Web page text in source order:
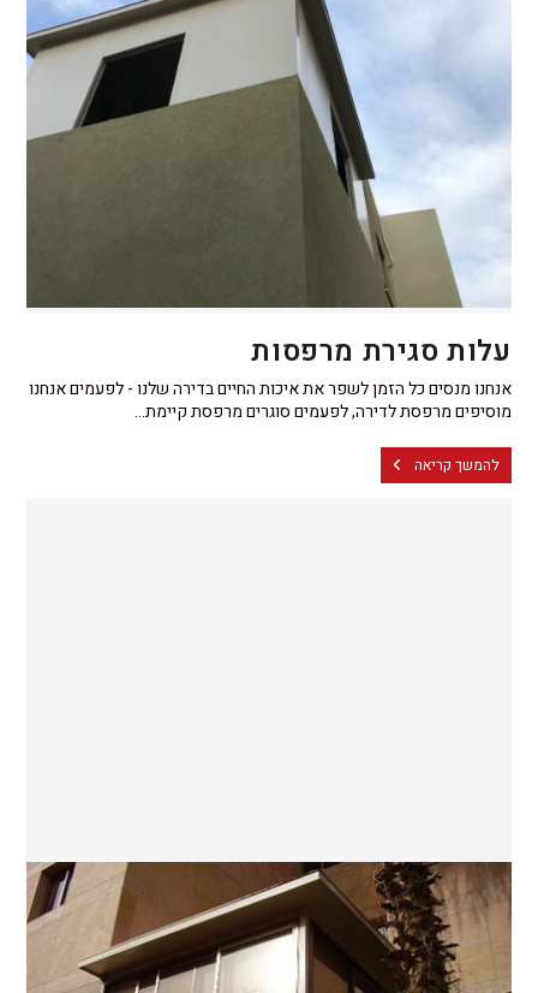
עלות סגירת מרפסות
אנחנו מנסים כל הזמן לשפר את איכות החיים בדירה שלנו - לפעמים אנחנו
מוסיפים מרפסת לדירה, לפעמים סוגרים מרפסת קיימת…
להמשך קריאה